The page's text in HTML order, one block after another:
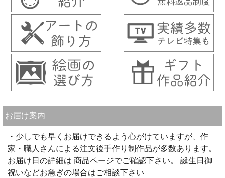
お届け案内
・少しでも早くお届けできるよう心がけていますが、作
家・職人さんによる注文後手作り制作品が多数あります。
お届け日の詳細は 商品ページでご確認下さい。 誕生日御
祝いなどお急ぎの場合はご相談下さい